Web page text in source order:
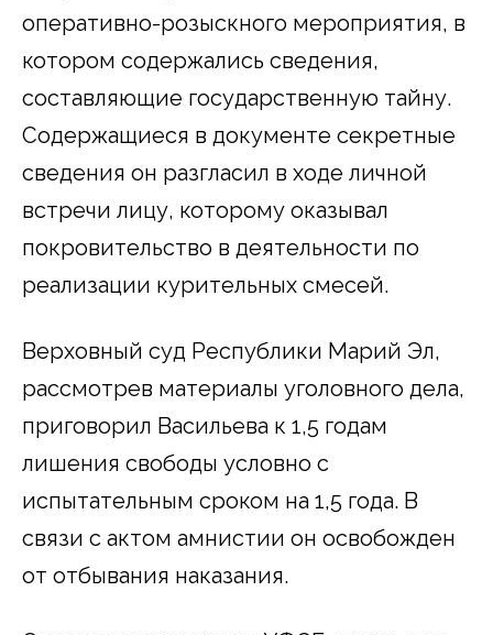
оперативно-розыскного мероприятия, в
котором содержались сведения,
составляющие государственную тайну.
Содержащиеся в документе секретные
сведения он разгласил в ходе личной
встречи лицу, которому оказывал
покровительство в деятельности по
реализации курительных смесей.
Верховный суд Республики Марий Эл,
рассмотрев материалы уголовного дела,
приговорил Васильева к 1,5 годам
лишения свободы условно с
испытательным сроком на 1,5 года. В
связи с актом амнистии он освобожден
от отбывания наказания.